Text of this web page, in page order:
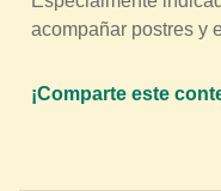
acompañar postres y
¡Comparte este